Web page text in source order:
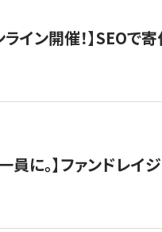
ライン開催！】SEO
員に。】ファンドレ